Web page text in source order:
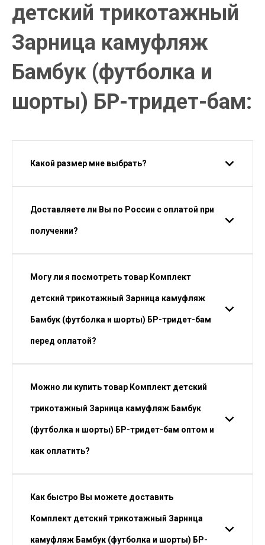
детский трикотажный
Зарница камуфляж
Бамбук (футболка и
шорты) БР-тридет-бам:
Какой размер мне выбрать?
Доставляете ли Вы по России с оплатой при
получении?
Могу ли я посмотреть товар Комплект
детский трикотажный Зарница камуфляж
Бамбук (футболка и шорты) БР-тридет-бам
перед оплатой?
Можно ли купить товар Комплект детский
трикотажный Зарница камуфляж Бамбук
(футболка и шорты) БР-тридет-бам оптом и
как оплатить?
Как быстро Вы можете доставить
Комплект детский трикотажный Зарница
камуфляж Бамбук (футболка и шорты) БР-